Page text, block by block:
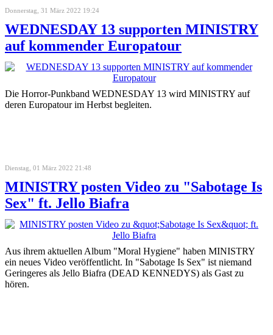
Donnerstag, 31 März 2022 19:24
WEDNESDAY 13 supporten MINISTRY
auf kommender Europatour
Die Horror-Punkband WEDNESDAY 13 wird MINISTRY auf
deren Europatour im Herbst begleiten.
Dienstag, 01 März 2022 21:48
MINISTRY posten Video zu "Sabotage Is
Sex" ft. Jello Biafra
Aus ihrem aktuellen Album "Moral Hygiene" haben MINISTRY
ein neues Video veröffentlicht. In "Sabotage Is Sex" ist niemand
Geringeres als Jello Biafra (DEAD KENNEDYS) als Gast zu
hören.